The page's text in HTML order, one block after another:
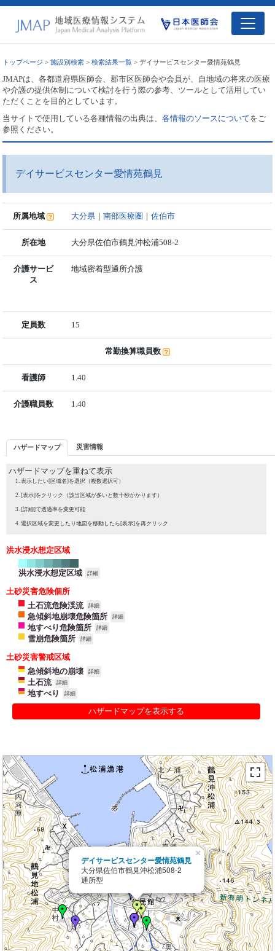
トップページ >施設別検索 >検索結果一覧 > デイサービスセンター愛情苑鶴見
JMAPは、各都道府県医師会、郡市区医師会や会員が、自地域の将来の医療
や介護の提供体制について検討を行う際の参考、ツールとして活用してい
ただくことを目的としています。
当サイトで使用している各種情報の出典は、各情報のソースについてをご
参照ください。
デイサービスセンター愛情苑鶴見
所属地域 大分県 ｜南部医療圏 ｜佐伯市
所在地 大分県佐伯市鶴見沖松浦508-2
介護サービ
ス
地域密着型通所介護
定員数 15
常勤換算職員数
看護師 1.40
介護職員数 1.40
ハザードマップ 災害情報
ハザードマップを重ねて表示
表示したい[区域名]を選択（複数選択可）
[表示]をクリック（該当区域が多いと数十秒かかります）
[詳細]で透過率を変更可能
選択区域を変更したり地図を移動したら[表示]を再クリック
洪水浸水想定区域
洪水浸水想定区域 詳細
土砂災害危険個所
土石流危険渓流
詳細
急傾斜地崩壊危険箇所 詳細
地すべり危険箇所 詳細
雪崩危険箇所 詳細
土砂災害警戒区域
急傾斜地の崩壊
詳細
土石流 詳細
地すべり 詳細
ハザードマップを表示する
デイサービスセンター愛情苑鶴見
大分県佐伯市鶴見沖松浦508-2
通所型
×